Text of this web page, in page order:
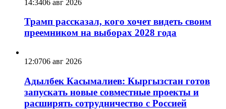
14:3406 авг 2026
Трамп рассказал, кого хочет видеть своим
преемником на выборах 2028 года
12:0706 авг 2026
Адылбек Касымалиев: Кыргызстан готов
запускать новые совместные проекты и
расширять сотрудничество с Россией